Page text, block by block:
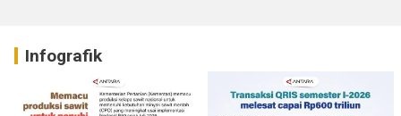
Infografik